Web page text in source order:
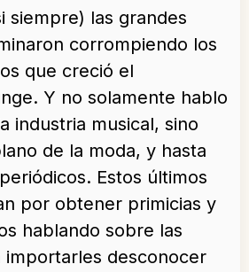
siempre) las grandes
corrompiendo los
que creció el
Y no solamente hablo
industria musical, sino
de la moda, y hasta
Estos últimos
por obtener primicias y
hablando sobre las
importarles desconocer